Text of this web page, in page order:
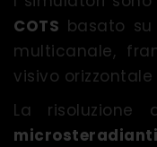
COTS basato su
multicanale,
visivo
La